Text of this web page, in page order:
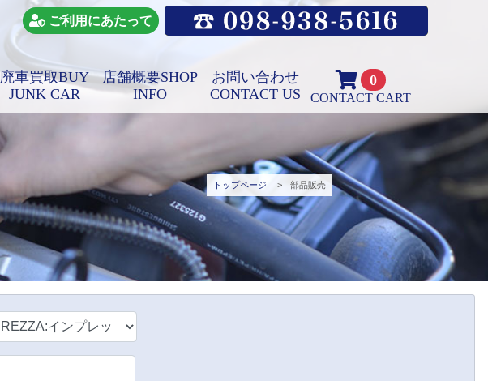
ご利用にあたって
廃車買取BUY
JUNK CAR
店舗概要SHOP
INFO
お問い合わせ
CONTACT US
0
CONTACT CART
トップページ 部品販売